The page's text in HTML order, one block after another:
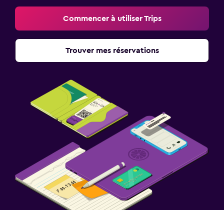
Commencer à utiliser Trips
Trouver mes réservations